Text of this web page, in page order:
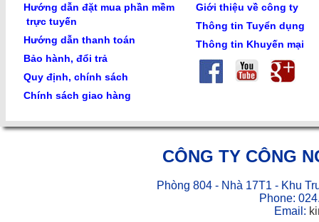
Hướng dẫn đặt mua phần mềm
trực tuyến
Hướng dẫn thanh toán
Bảo hành, đổi trả
Quy định, chính sách
Chính sách giao hàng
Giới thiệu về công ty
Thông tin Tuyển dụng
Thông tin Khuyến mại
CÔNG TY CÔNG
Phòng 804 - Nhà 17T1 - Khu
Phone:
Email: